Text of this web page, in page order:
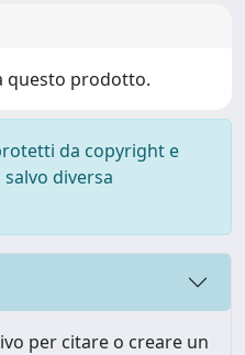
questo prodotto.
da copyright e
diversa
per citare o creare un